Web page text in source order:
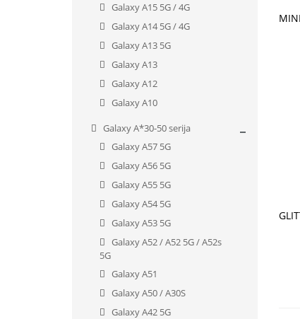
Galaxy A15 5G / 4G
Galaxy A14 5G / 4G
Galaxy A13 5G
Galaxy A13
Galaxy A12
Galaxy A10
Galaxy A*30-50 serija
Galaxy A57 5G
Galaxy A56 5G
Galaxy A55 5G
Galaxy A54 5G
Galaxy A53 5G
Galaxy A52 / A52 5G / A52s
5G
Galaxy A51
Galaxy A50 / A30S
Galaxy A42 5G